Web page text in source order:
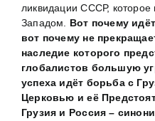
ликвидации СССР, которое
Западом.
Вот почему
вот почему не
наследие которого
глобалистов большую
успеха идёт борьба с
Церковью и её
Грузия и Россия –